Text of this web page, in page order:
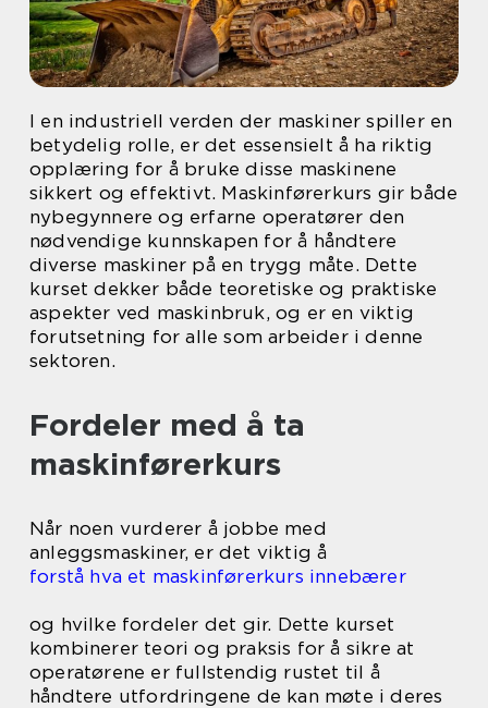
I en industriell verden der maskiner spiller en
betydelig rolle, er det essensielt å ha riktig
opplæring for å bruke disse maskinene
sikkert og effektivt. Maskinførerkurs gir både
nybegynnere og erfarne operatører den
nødvendige kunnskapen for å håndtere
diverse maskiner på en trygg måte. Dette
kurset dekker både teoretiske og praktiske
aspekter ved maskinbruk, og er en viktig
forutsetning for alle som arbeider i denne
sektoren.
Fordeler med å ta
maskinførerkurs
Når noen vurderer å jobbe med
anleggsmaskiner, er det viktig å
forstå hva et maskinførerkurs innebærer
og hvilke fordeler det gir. Dette kurset
kombinerer teori og praksis for å sikre at
operatørene er fullstendig rustet til å
håndtere utfordringene de kan møte i deres